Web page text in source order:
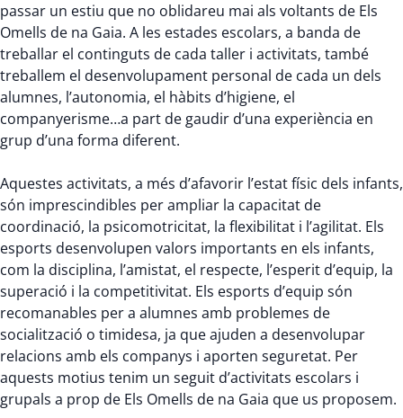
passar un estiu que no oblidareu mai als voltants de Els
Omells de na Gaia. A les estades escolars, a banda de
treballar el continguts de cada taller i activitats, també
treballem el desenvolupament personal de cada un dels
alumnes, l’autonomia, el hàbits d’higiene, el
companyerisme…a part de gaudir d’una experiència en
grup d’una forma diferent.
Aquestes activitats, a més d’afavorir l’estat físic dels infants,
són imprescindibles per ampliar la capacitat de
coordinació, la psicomotricitat, la flexibilitat i l’agilitat. Els
esports desenvolupen valors importants en els infants,
com la disciplina, l’amistat, el respecte, l’esperit d’equip, la
superació i la competitivitat. Els esports d’equip són
recomanables per a alumnes amb problemes de
socialització o timidesa, ja que ajuden a desenvolupar
relacions amb els companys i aporten seguretat. Per
aquests motius tenim un seguit d’activitats escolars i
grupals a prop de Els Omells de na Gaia que us proposem.